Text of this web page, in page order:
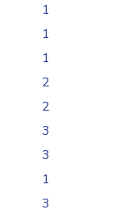
1
1
1
2
2
3
3
1
3